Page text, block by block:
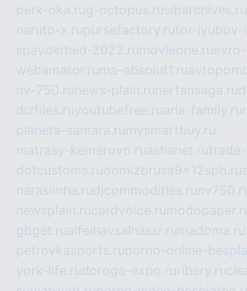
perk-oka.rug-octopus.rusibarchives.ru
naruto-x.rupursefactory.rutor-lyubov-
spayderhed-2022.ru movieone.ru
webamator.ru ma-absolut1.ru
nv-750.ru news-plain.ru nertansaga.ru
dizfiles.ruyoutubefree.ruaria-family.ru
planeta-samara.ru mysmartbuy.ru
matrasy-kemerovo.ruashanet.ru
dotcustoms.rudomizbrusa9x12spb.ru
narasimha.rudjcommodities.ru
newsplain.rucardvoice.ru
gbget.rualfeihavsalnassr.ru madoma.ru
petrovkasports.ruporno-online-
york-life.rudoroga-expo.ru ribery.ru